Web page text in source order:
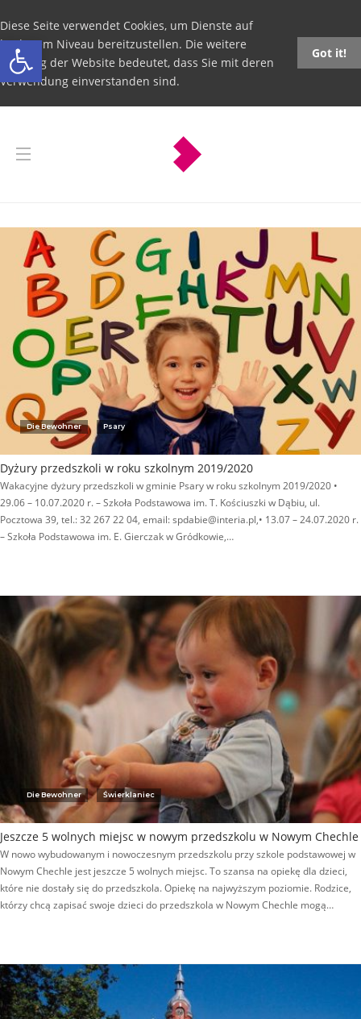
Open toolbar
Diese Seite verwendet Cookies, um Dienste auf
höchstem Niveau bereitzustellen. Die weitere
Nutzung der Website bedeutet, dass Sie mit deren
Verwendung einverstanden sind.
Got it!
Die Bewohner Psary
Dyżury przedszkoli w roku szkolnym 2019/2020
Wakacyjne dyżury przedszkoli w gminie Psary w roku szkolnym 2019/2020 •
29.06 – 10.07.2020 r. – Szkoła Podstawowa im. T. Kościuszki w Dąbiu, ul.
Pocztowa 39, tel.: 32 267 22 04, email: spdabie@interia.pl,• 13.07 – 24.07.2020 r.
– Szkoła Podstawowa im. E. Gierczak w Gródkowie,…
Die Bewohner Świerklaniec
Jeszcze 5 wolnych miejsc w nowym przedszkolu w Nowym Chechle
W nowo wybudowanym i nowoczesnym przedszkolu przy szkole podstawowej w
Nowym Chechle jest jeszcze 5 wolnych miejsc. To szansa na opiekę dla dzieci,
które nie dostały się do przedszkola. Opiekę na najwyższym poziomie. Rodzice,
którzy chcą zapisać swoje dzieci do przedszkola w Nowym Chechle mogą…